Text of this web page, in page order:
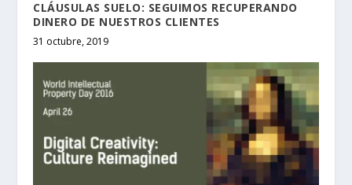
CLÁUSULAS SUELO: SEGUIMOS RECUPERANDO
DINERO DE NUESTROS CLIENTES
31 octubre, 2019